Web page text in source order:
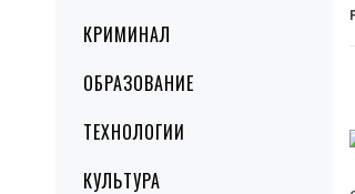
КРИМИНАЛ
ОБРАЗОВАНИЕ
ТЕХНОЛОГИИ
КУЛЬТУРА